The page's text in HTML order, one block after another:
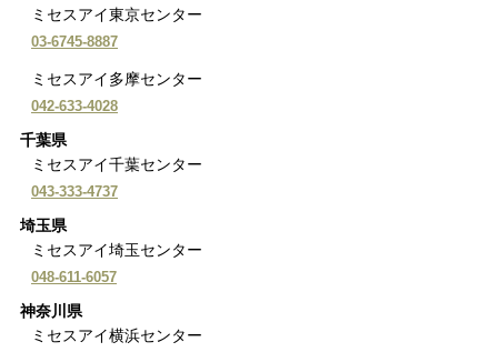
ミセスアイ東京センター
03-6745-8887
ミセスアイ多摩センター
042-633-4028
千葉県
ミセスアイ千葉センター
043-333-4737
埼玉県
ミセスアイ埼玉センター
048-611-6057
神奈川県
ミセスアイ横浜センター